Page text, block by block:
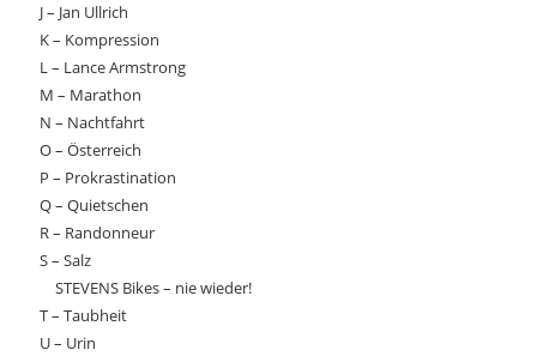
J – Jan Ullrich
K – Kompression
L – Lance Armstrong
M – Marathon
N – Nachtfahrt
O – Österreich
P – Prokrastination
Q – Quietschen
R – Randonneur
S – Salz
STEVENS Bikes – nie wieder!
T – Taubheit
U – Urin